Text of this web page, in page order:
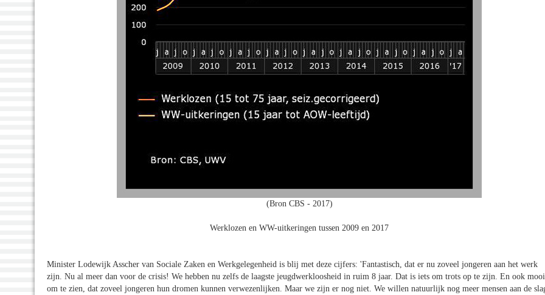
(Bron CBS - 2017)
Werklozen en WW-uitkeringen tussen 2009 en 2017
Minister Lodewijk Asscher van Sociale Zaken en Werkgelegenheid is blij met deze cijfers: 'Fantastisch, dat er nu zoveel jongeren aan het werk
zijn. Nu al meer dan voor de crisis! We hebben nu zelfs de laagste jeugdwerkloosheid in ruim 8 jaar. Dat is iets om trots op te zijn. En ook mooi
om te zien, dat zoveel jongeren hun dromen kunnen verwezenlijken. Maar we zijn er nog niet. We willen natuurlijk nog meer mensen aan de